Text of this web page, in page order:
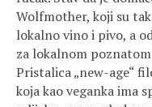
Wolfmother, koji su
lokalno vino i pivo, a
za lokalnom
Pristalica „new-age“
koja kao veganka ima